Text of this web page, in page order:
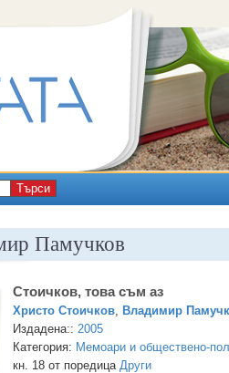
Търси
Памучков
Стоичков, това съм аз
Христо Стоичков, Владимир
Издадена:: 2005
Категория: Мемоари и обществено-
кн. 18 от поредица Други